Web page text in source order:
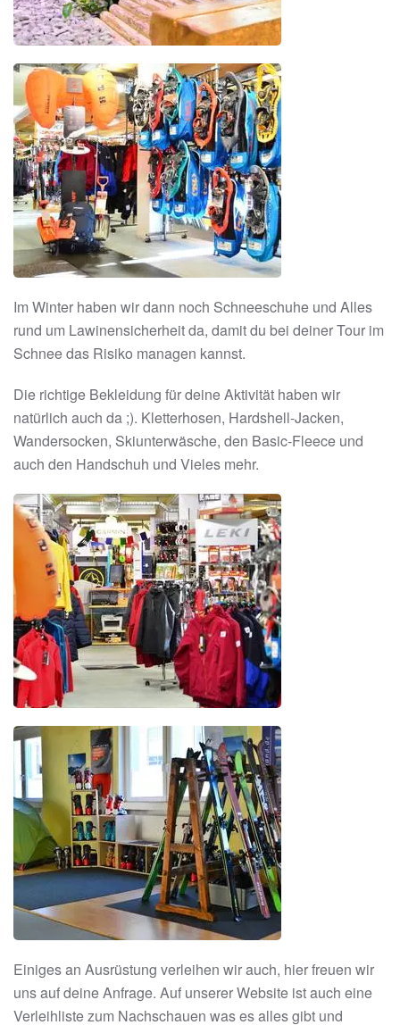
Im Winter haben wir dann noch Schneeschuhe und Alles
rund um Lawinensicherheit da, damit du bei deiner Tour im
Schnee das Risiko managen kannst.
Die richtige Bekleidung für deine Aktivität haben wir
natürlich auch da ;). Kletterhosen, Hardshell-Jacken,
Wandersocken, Skiunterwäsche, den Basic-Fleece und
auch den Handschuh und Vieles mehr.
Einiges an Ausrüstung verleihen wir auch, hier freuen wir
uns auf deine Anfrage. Auf unserer Website ist auch eine
Verleihliste zum Nachschauen was es alles gibt und